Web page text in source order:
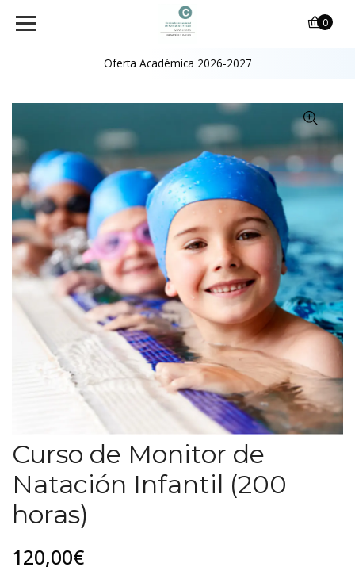
Oferta Académica 2026-2027
0
Curso de Monitor de
Natación Infantil (200
horas)
120,00€